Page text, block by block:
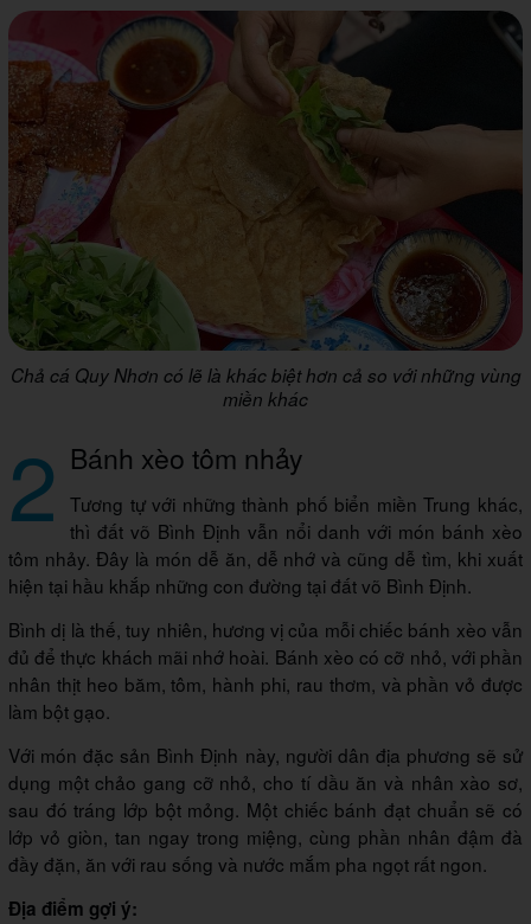
Chả cá Quy Nhơn có lẽ là khác biệt hơn cả so với những vùng
miền khác
2 Bánh xèo tôm nhảy
Tương tự với những thành phố biển miền Trung khác,
thì đất võ Bình Định vẫn nổi danh với món bánh xèo
tôm nhảy. Đây là món dễ ăn, dễ nhớ và cũng dễ tìm, khi xuất
hiện tại hầu khắp những con đường tại đất võ Bình Định.
Bình dị là thế, tuy nhiên, hương vị của mỗi chiếc bánh xèo vẫn
đủ để thực khách mãi nhớ hoài. Bánh xèo có cỡ nhỏ, với phần
nhân thịt heo băm, tôm, hành phi, rau thơm, và phần vỏ được
làm bột gạo.
Với món đặc sản Bình Định này, người dân địa phương sẽ sử
dụng một chảo gang cỡ nhỏ, cho tí dầu ăn và nhân xào sơ,
sau đó tráng lớp bột mỏng. Một chiếc bánh đạt chuẩn sẽ có
lớp vỏ giòn, tan ngay trong miệng, cùng phần nhân đậm đà
đầy đặn, ăn với rau sống và nước mắm pha ngọt rất ngon.
Địa điểm gợi ý: